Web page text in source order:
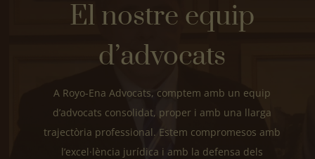
El nostre equip
d’advocats
A Royo-Ena Advocats, comptem amb un equip
d’advocats consolidat, proper i amb una llarga
trajectòria professional. Estem compromesos amb
l’excel·lència jurídica i amb la defensa dels